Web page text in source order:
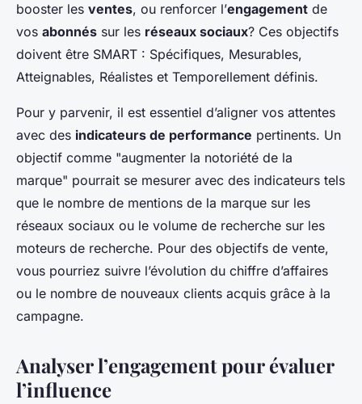
booster les ventes, ou renforcer l’engagement de
vos abonnés sur les réseaux sociaux? Ces objectifs
doivent être SMART : Spécifiques, Mesurables,
Atteignables, Réalistes et Temporellement définis.
Pour y parvenir, il est essentiel d’aligner vos attentes
avec des indicateurs de performance pertinents. Un
objectif comme "augmenter la notoriété de la
marque" pourrait se mesurer avec des indicateurs tels
que le nombre de mentions de la marque sur les
réseaux sociaux ou le volume de recherche sur les
moteurs de recherche. Pour des objectifs de vente,
vous pourriez suivre l’évolution du chiffre d’affaires
ou le nombre de nouveaux clients acquis grâce à la
campagne.
Analyser l’engagement pour évaluer
l’influence